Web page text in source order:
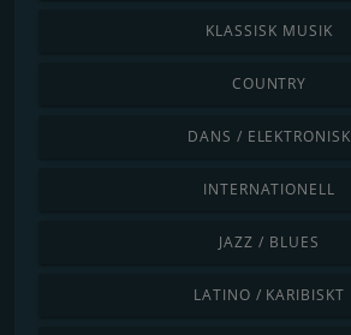
KLASSISK MUSIK
COUNTRY
DANS / ELEKTRONISK
INTERNATIONELL
JAZZ / BLUES
LATINO / KARIBISKT